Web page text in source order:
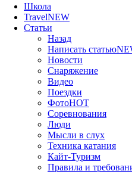
Школа
TravelNEW
Статьи
Назад
Написать статью
Новости
Снаряжение
Видео
Поездки
ФотоHOT
Соревнования
Люди
Мысли в слух
Техника катания
Кайт-Туризм
Правила и